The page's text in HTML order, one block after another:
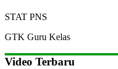
STAT PNS
GTK Guru Kelas
Video Terbaru